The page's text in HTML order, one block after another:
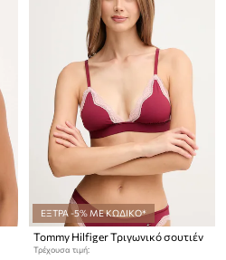
ΕΞΤΡΑ -5% ΜΕ ΚΩΔΙΚΟ*
Tommy Hilfiger Τριγωνικό σουτιέν
Τρέχουσα τιμή: